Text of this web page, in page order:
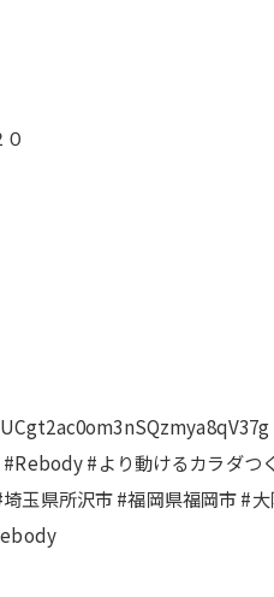
#より動けるカラダ
玉県所沢市 #福岡県福岡市 #